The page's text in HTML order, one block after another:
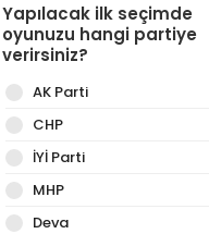
Yapılacak ilk seçimde
oyunuzu hangi partiye
verirsiniz?
AK Parti
CHP
İYİ Parti
MHP
Deva